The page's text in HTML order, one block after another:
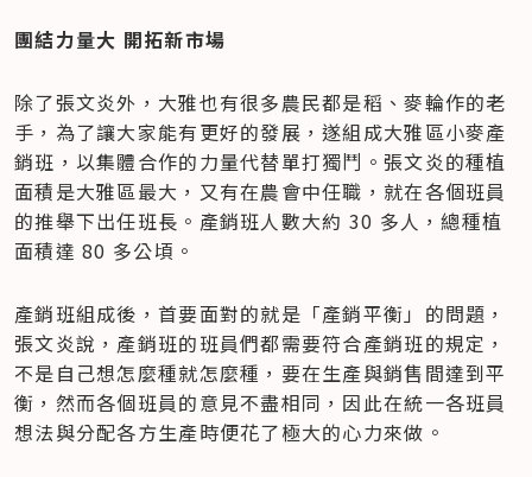
團結力量大 開拓新市場
除了張文炎外，大雅也有很多農民都是稻、麥輪作的老
手，為了讓大家能有更好的發展，遂組成大雅區小麥產
銷班，以集體合作的力量代替單打獨鬥。張文炎的種植
面積是大雅區最大，又有在農會中任職，就在各個班員
的推舉下出任班長。產銷班人數大約 30 多人，總種植
面積達 80 多公頃。
產銷班組成後，首要面對的就是「產銷平衡」的問題，
張文炎說，產銷班的班員們都需要符合產銷班的規定，
不是自己想怎麼種就怎麼種，要在生產與銷售間達到平
衡，然而各個班員的意見不盡相同，因此在統一各班員
想法與分配各方生產時便花了極大的心力來做。